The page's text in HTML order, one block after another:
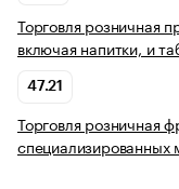
Торговля розничная
включая напитки, и
47.21
Торговля розничная
специализированных